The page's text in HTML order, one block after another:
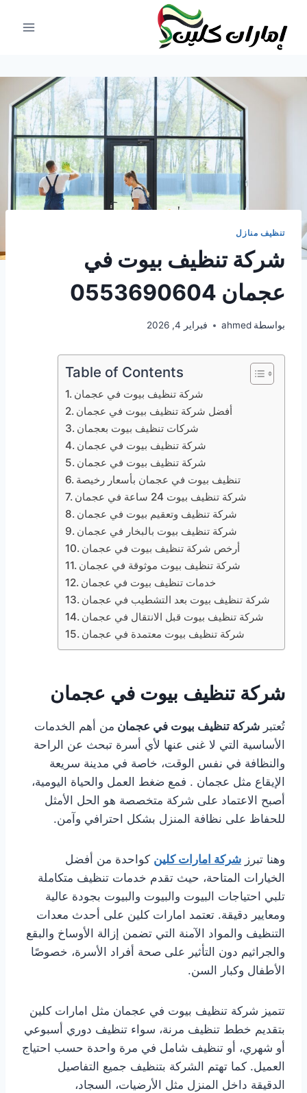
المحتوى
تنظيف منازل
شركة تنظيف بيوت في
عجمان 0553690604
بواسطة ahmed فبراير 4, 2026
Table of Contents
شركة تنظيف بيوت في عجمان
أفضل شركة تنظيف بيوت في عجمان
شركات تنظيف بيوت بعجمان
شركة تنظيف بيوت في عجمان
شركة تنظيف بيوت في عجمان
تنظيف بيوت في عجمان بأسعار رخيصة
شركة تنظيف بيوت 24 ساعة في عجمان
شركة تنظيف وتعقيم بيوت في عجمان
شركة تنظيف بيوت بالبخار في عجمان
أرخص شركة تنظيف بيوت في عجمان
شركة تنظيف بيوت موثوقة في عجمان
خدمات تنظيف بيوت في عجمان
شركة تنظيف بيوت بعد التشطيب في عجمان
شركة تنظيف بيوت قبل الانتقال في عجمان
شركة تنظيف بيوت معتمدة في عجمان
شركة تنظيف بيوت في عجمان
تُعتبر شركة تنظيف بيوت في عجمان من أهم الخدمات
الأساسية التي لا غنى عنها لأي أسرة تبحث عن الراحة
والنظافة في نفس الوقت، خاصة في مدينة سريعة
الإيقاع مثل عجمان . فمع ضغط العمل والحياة اليومية،
أصبح الاعتماد على شركة متخصصة هو الحل الأمثل
للحفاظ على نظافة المنزل بشكل احترافي وآمن.
وهنا تبرز شركة امارات كلين كواحدة من أفضل
الخيارات المتاحة، حيث تقدم خدمات تنظيف متكاملة
تلبي احتياجات البيوت والبيوت والبيوت بجودة عالية
ومعايير دقيقة. تعتمد امارات كلين على أحدث معدات
التنظيف والمواد الآمنة التي تضمن إزالة الأوساخ والبقع
والجراثيم دون التأثير على صحة أفراد الأسرة، خصوصًا
الأطفال وكبار السن.
تتميز شركة تنظيف بيوت في عجمان مثل امارات كلين
بتقديم خطط تنظيف مرنة، سواء تنظيف دوري أسبوعي
أو شهري، أو تنظيف شامل في مرة واحدة حسب احتياج
العميل. كما تهتم الشركة بتنظيف جميع التفاصيل
الدقيقة داخل المنزل مثل الأرضيات، السجاد،